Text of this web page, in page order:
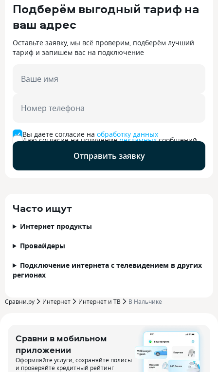
Подберём выгодный тариф на
ваш адрес
Оставьте заявку, мы всё проверим, подберём лучший
тариф и запишем вас на подключение
Ваше имя
Номер телефона
Вы даете согласие на обработку данных
Даю согласие на получениерекламныхсообщений
Отправить заявку
Часто ищут
Интернет продукты
Провайдеры
Подключение интернета с телевидением в других
регионах
Сравни.ру Интернет Интернет и ТВ В Нальчике
Сравни в мобильном
приложении
Оформляйте услуги, сохраняйте полисы
и проверяйте кредитный рейтинг